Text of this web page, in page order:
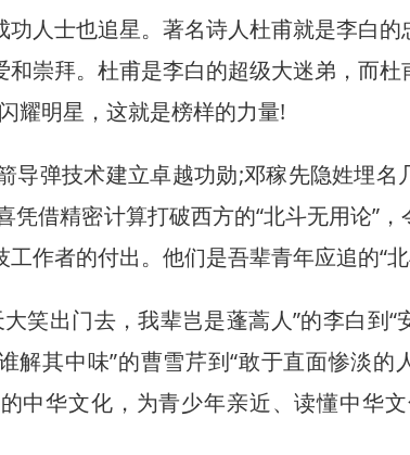
士也追星。著名诗人杜甫就是李白的
崇拜。杜甫是李白的超级大迷弟，而杜
耀明星，这就是榜样的力量!
弹技术建立卓越功勋;邓稼先隐姓埋名
借精密计算打破西方的“北斗无用论”
作者的付出。他们是吾辈青年应追的“北
出门去，我辈岂是蓬蒿人”的李白到“
解其中味”的曹雪芹到“敢于直面惨淡
中华文化，为青少年亲近、读懂中华